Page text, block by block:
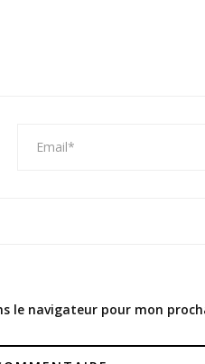
le navigateur pour mon